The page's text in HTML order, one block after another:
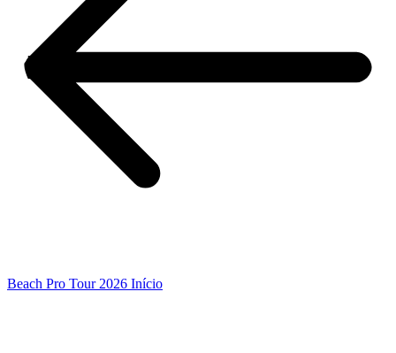
Beach Pro Tour 2026 Início